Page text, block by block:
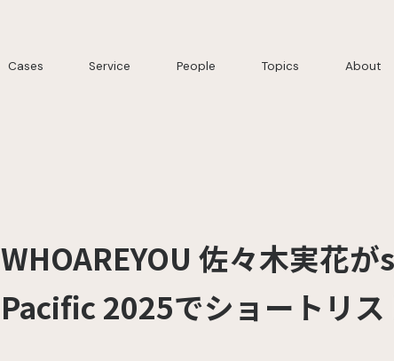
Cases Service People Topics About
WHOAREYOU 佐々木実花
Pacific 2025でショートリス